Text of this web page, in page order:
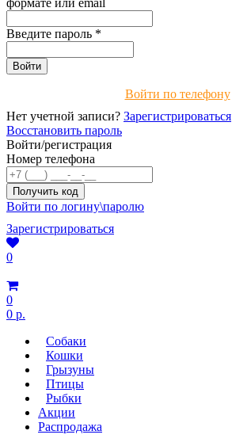
формате или email
Введите пароль *
Войти по телефону
Нет учетной записи? Зарегистрироваться
Восстановить пароль
Войти/регистрация
Номер телефона
Войти по логину\паролю
Зарегистрироваться
0
0
0 р.
Собаки
Кошки
Грызуны
Птицы
Рыбки
Акции
Распродажа